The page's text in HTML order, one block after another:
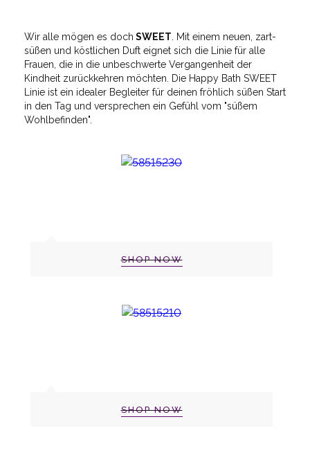
Wir alle mögen es doch SWEET . Mit einem neuen, zart-
süßen und köstlichen Duft eignet sich die Linie für alle
Frauen, die in die unbeschwerte Vergangenheit der
Kindheit zurückkehren möchten. Die Happy Bath SWEET
Linie ist ein idealer Begleiter für deinen fröhlich süßen Start
in den Tag und versprechen ein Gefühl vom "süßem
Wohlbefinden".
SHOP NOW
SHOP NOW